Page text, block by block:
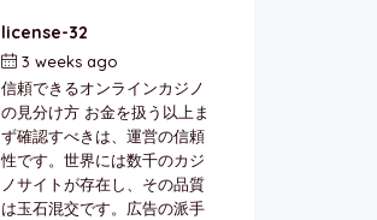
license-32
3 weeks ago
信頼できるオンラインカジノ
の見分け方 お金を扱う以上ま
ず確認すべきは、運営の信頼
性です。世界には数千のカジ
ノサイトが存在し、その品質
は玉石混交です。広告の派手